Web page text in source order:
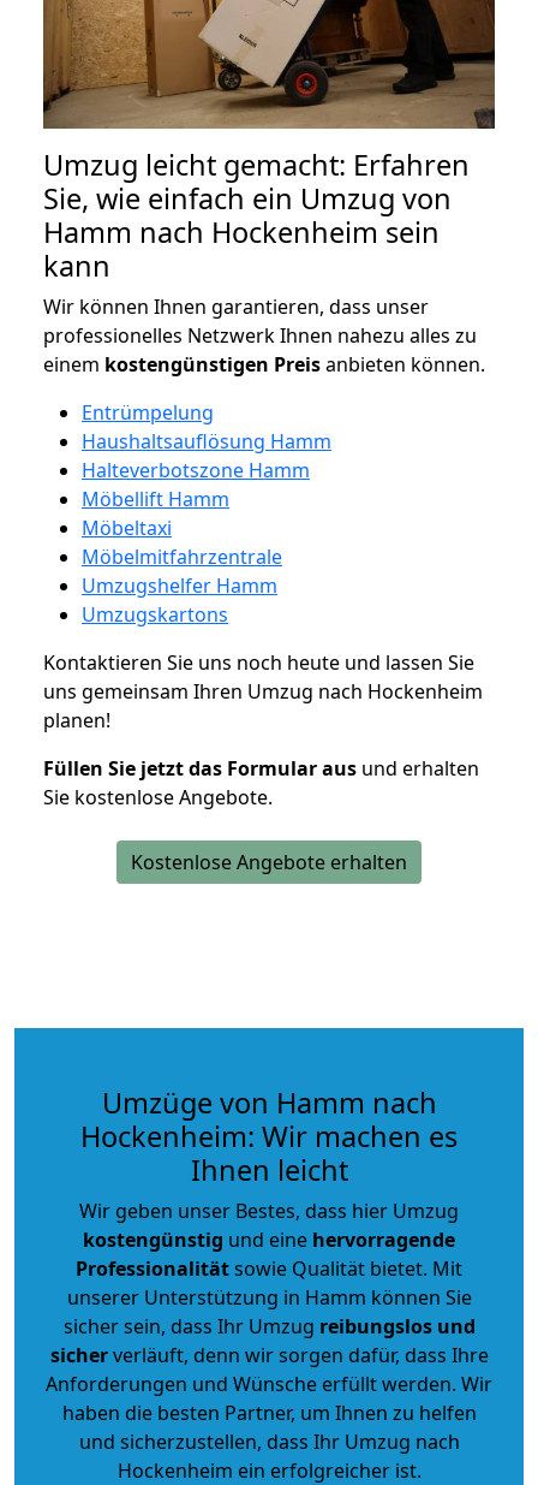
Umzug leicht gemacht: Erfahren
Sie, wie einfach ein Umzug von
Hamm nach Hockenheim sein
kann
Wir können Ihnen garantieren, dass unser
professionelles Netzwerk Ihnen nahezu alles zu
einem kostengünstigen Preisanbieten können.
Entrümpelung
Haushaltsauflösung Hamm
Halteverbotszone Hamm
Möbellift Hamm
Möbeltaxi
Möbelmitfahrzentrale
Umzugshelfer Hamm
Umzugskartons
Kontaktieren Sie uns noch heute und lassen Sie
uns gemeinsam Ihren Umzug nach Hockenheim
planen!
Füllen Sie jetzt das Formular aus und erhalten
Sie kostenlose Angebote.
Kostenlose Angebote erhalten
Umzüge von Hamm nach
Hockenheim: Wir machen es
Ihnen leicht
Wir geben unser Bestes, dass hier Umzug
kostengünstig und eine hervorragende
Professionalitätsowie Qualität bietet. Mit
unserer Unterstützung in Hamm können Sie
sicher sein, dass Ihr Umzug reibungslos und
sicherverläuft, denn wir sorgen dafür, dass Ihre
Anforderungen und Wünsche erfüllt werden. Wir
haben die besten Partner, um Ihnen zu helfen
und sicherzustellen, dass Ihr Umzug nach
Hockenheim ein erfolgreicher ist.